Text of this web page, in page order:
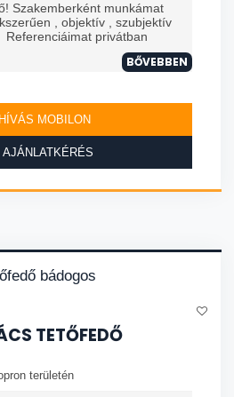
Szakemberként munkámat
, objektív , szubjektív
privátban
BŐVEBBEN
HÍVÁS MOBILON
AJÁNLATKÉRÉS
TETŐFEDŐ
területén